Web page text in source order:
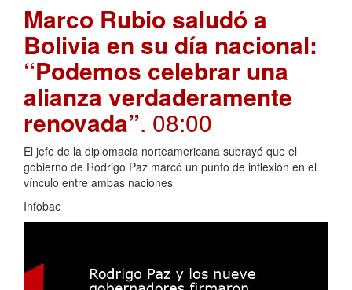
Marco Rubio saludó a
Bolivia en su día nacional:
“Podemos celebrar una
alianza verdaderamente
renovada”. 08:00
El jefe de la diplomacia norteamericana subrayó que el
gobierno de Rodrigo Paz marcó un punto de inflexión en el
vínculo entre ambas naciones
Infobae